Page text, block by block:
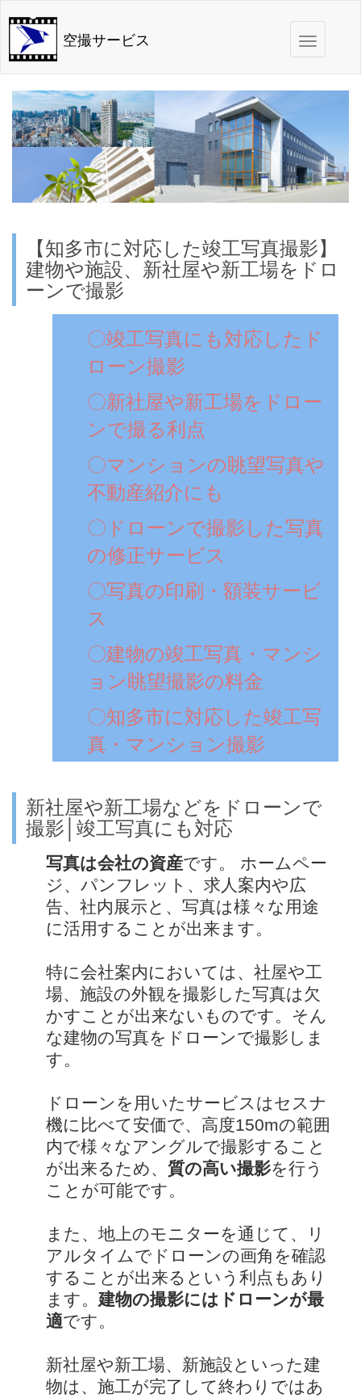
navigation
空撮サービス
【知多市に対応した竣工写真撮影】
建物や施設、新社屋や新工場をドロ
ーンで撮影
〇竣工写真にも対応したド
ローン撮影
〇新社屋や新工場をドロー
ンで撮る利点
〇マンションの眺望写真や
不動産紹介にも
〇ドローンで撮影した写真
の修正サービス
〇写真の印刷・額装サービ
ス
〇建物の竣工写真・マンシ
ョン眺望撮影の料金
〇知多市に対応した竣工写
真・マンション撮影
新社屋や新工場などをドローンで
撮影│竣工写真にも対応
写真は会社の資産です。 ホームペー
ジ、パンフレット、求人案内や広
告、社内展示と、写真は様々な用途
に活用することが出来ます。
特に会社案内においては、社屋や工
場、施設の外観を撮影した写真は欠
かすことが出来ないものです。そん
な建物の写真をドローンで撮影しま
す。
ドローンを用いたサービスはセスナ
機に比べて安価で、高度150mの範囲
内で様々なアングルで撮影すること
が出来るため、 質の高い撮影を行う
ことが可能です。
また、地上のモニターを通じて、リ
アルタイムでドローンの画角を確認
することが出来るという利点もあり
ます。 建物の撮影にはドローンが最
適です。
新社屋や新工場、新施設といった建
物は、施工が完了して終わりではあ